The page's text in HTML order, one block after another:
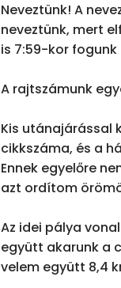
Neveztünk! A
neveztünk, mert
is 7:59-kor fogunk
A rajtszámunk
Kis utánajárással
cikkszáma, és a
Ennek egyelőre
azt ordítom
Az idei pálya
együtt akarunk a
velem együtt 8,4